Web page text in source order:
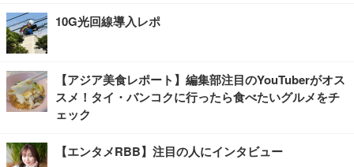
10G光回線導入レポ
【アジア美食レポート】編集部注目のYouTuberがオス
スメ！タイ・バンコクに行ったら食べたいグルメをチ
ェック
【エンタメRBB】注目の人にインタビュー